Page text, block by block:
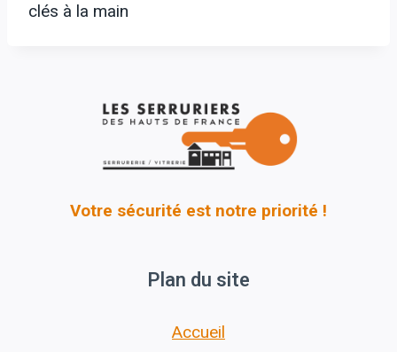
clés à la main
Votre sécurité est notre priorité !
Plan du site
Accueil